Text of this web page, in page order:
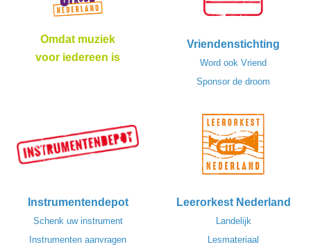
Omdat muziek
voor iedereen is
Vriendenstichting
Word ook Vriend
Sponsor de droom
Instrumentendepot
Schenk uw instrument
Instrumenten aanvragen
Leerorkest Nederland
Landelijk
Lesmateriaal